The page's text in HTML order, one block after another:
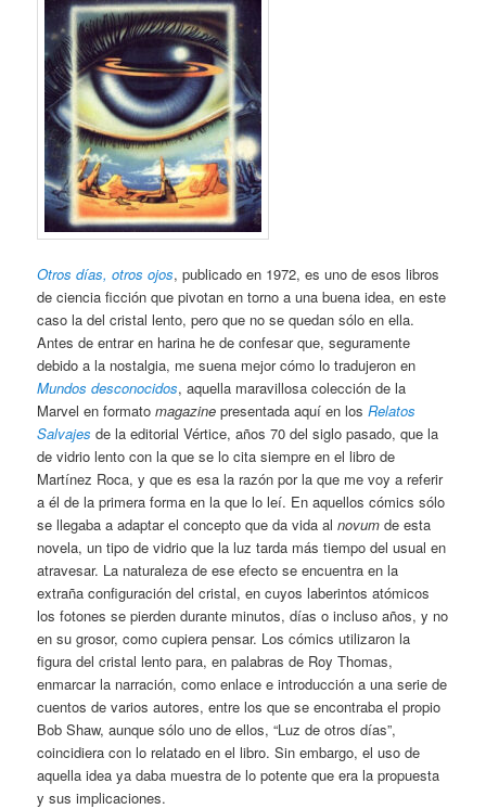
Otros días, otros ojos, publicado en 1972, es uno de esos libros
de ciencia ficción que pivotan en torno a una buena idea, en este
caso la del cristal lento, pero que no se quedan sólo en ella.
Antes de entrar en harina he de confesar que, seguramente
debido a la nostalgia, me suena mejor cómo lo tradujeron en
Mundos desconocidos, aquella maravillosa colección de la
Marvel en formatomagazine presentada aquí en losRelatos
Salvajes de la editorial Vértice, años 70 del siglo pasado, que la
de vidrio lento con la que se lo cita siempre en el libro de
Martínez Roca, y que es esa la razón por la que me voy a referir
a él de la primera forma en la que lo leí. En aquellos cómics sólo
se llegaba a adaptar el concepto que da vida alnovum de esta
novela, un tipo de vidrio que la luz tarda más tiempo del usual en
atravesar. La naturaleza de ese efecto se encuentra en la
extraña configuración del cristal, en cuyos laberintos atómicos
los fotones se pierden durante minutos, días o incluso años, y no
en su grosor, como cupiera pensar. Los cómics utilizaron la
figura del cristal lento para, en palabras de Roy Thomas,
enmarcar la narración, como enlace e introducción a una serie de
cuentos de varios autores, entre los que se encontraba el propio
Bob Shaw, aunque sólo uno de ellos, “Luz de otros días”,
coincidiera con lo relatado en el libro. Sin embargo, el uso de
aquella idea ya daba muestra de lo potente que era la propuesta
y sus implicaciones.